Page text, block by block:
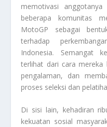
memotivasi
beberapa komunitas
MotoGP sebagai
terhadap
Indonesia. Semangat
terlihat dari cara mereka
pengalaman, dan
proses seleksi dan
Di sisi lain, kehadiran
kekuatan sosial